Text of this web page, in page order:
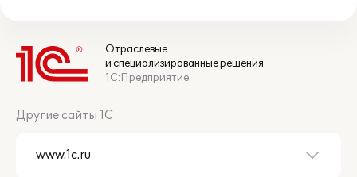
Отраслевые
и специализированные решения
1С:Предприятие
Другие сайты 1С